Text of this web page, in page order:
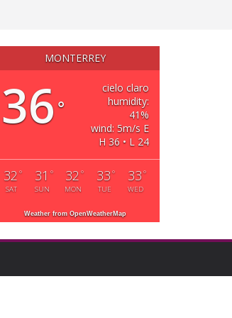
MONTERREY
36°
cielo claro
humidity:
41%
wind: 5m/s E
H 36 • L 24
32 °
SAT
31 °
SUN
32 °
MON
33°
TUE
33°
WED
Weather from OpenWeatherMap